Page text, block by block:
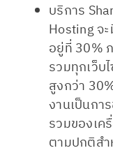
บริการ
Hosting จ
อยู่ที่ 30%
รวมทุกเว็บ
สูงกว่า
งานเป็นกา
รวมของเค
ตามปกติส